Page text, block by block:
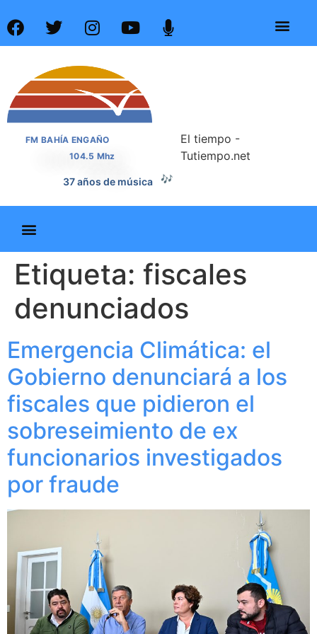
FM BAHÍA ENGAÑO
104.5 Mhz
37 años de música 🎶
El tiempo -
Tutiempo.net
Etiqueta: fiscales
denunciados
Emergencia Climática: el
Gobierno denunciará a los
fiscales que pidieron el
sobreseimiento de ex
funcionarios investigados
por fraude